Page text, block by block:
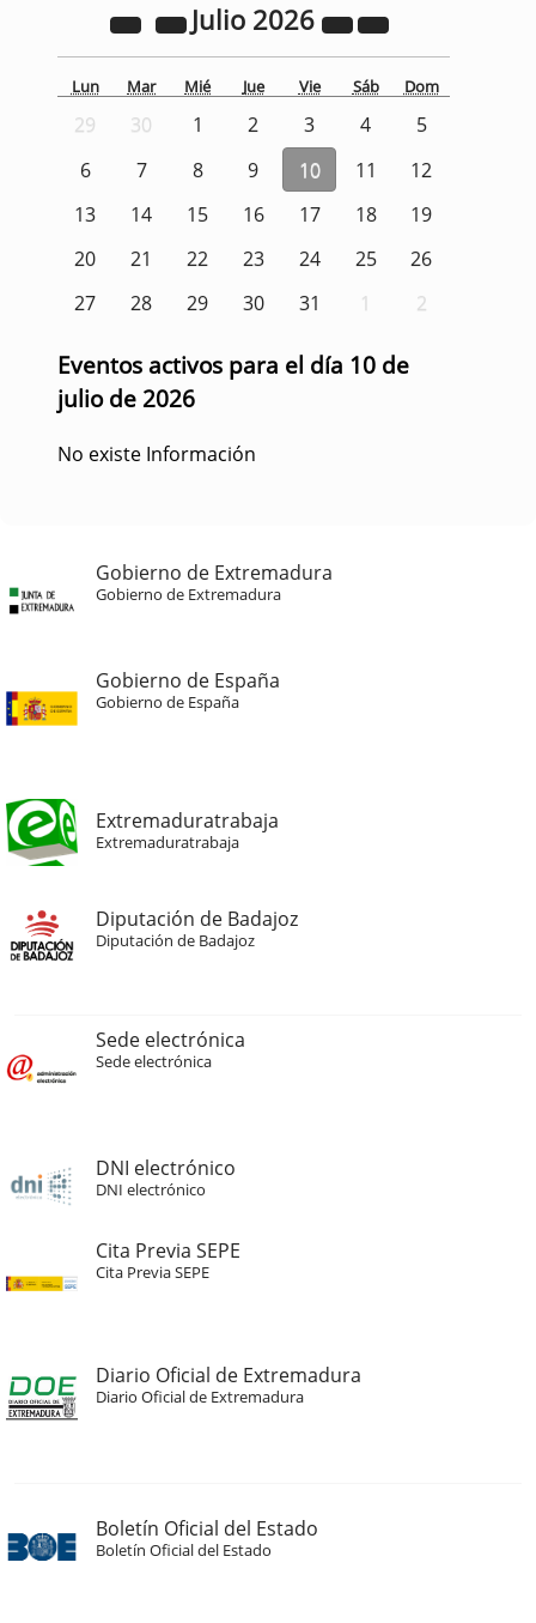
Julio 2026
Lun Mar Mié Jue Vie Sáb Dom
29 30 1 2 3 4
5
6
7 8 9 10 11
12
13
14 15 16 17 18
19
20
21 22 23 24 25
26
27
28 29 30 31 1 2
Eventos activos para el día 10 de
julio de 2026
No existe Información
Gobierno de Extremadura
Gobierno de Extremadura
Gobierno de España
Gobierno de España
Extremaduratrabaja
Extremaduratrabaja
Diputación de Badajoz
Diputación de Badajoz
Sede electrónica
Sede electrónica
DNI electrónico
DNI electrónico
Cita Previa SEPE
Cita Previa SEPE
Diario Oficial de Extremadura
Diario Oficial de Extremadura
Boletín Oficial del Estado
Boletín Oficial del Estado